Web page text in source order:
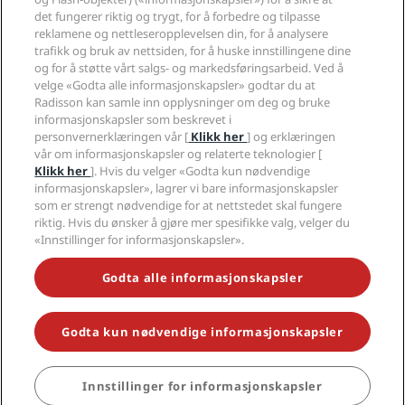
BESTILL
Sportsgodkjente hoteller
Familievennlige hoteller
Helse og sikkerhet
Jobb i RHG
Jobb i PPHE
Karriere EHL
The Club by RHG
Utviklingsmuligheter
Ansvarlig virksomhet
Innkjøp
Personvernsenter
Juridisk informasjon
Vilkår og betingelser for Radisson Rewards
Avtale om nettstedsbruk
Digital tilgjengelighet
Erklæring om moderne slaveri
Redegjørelse om våre aktsomhetsvuderinger
Hjelp
Forbrukervarsler
Kontakt
VANLIGE SPØRSMÅL
Sidekart
Sosiale medier
Radisson Hotels-merker
GÅ ALDRI GLIPP AV DE MEST POPULÆRE TILBUDENE VÅRE
© 2026 Radisson Hotel Group.Med enerett. RHG Radisson Hotel
Group, Radisson, Radisson RED, Radisson Blu, Radisson Collection,
Radisson Individuals, Park Plaza, Park Inn, Country Inn & Suites, Prize by
Radisson, Radisson Rewards og Radisson Meetings er varemerker som
tilhører Radisson Hotel Group.
det fungerer riktig og trygt, for å forbedre og tilpasse
reklamene og nettleseropplevelsen din, for å analysere
trafikk og bruk av nettsiden, for å huske innstillingene dine
og for å støtte vårt salgs- og markedsføringsarbeid. Ved å
velge «Godta alle informasjonskapsler» godtar du at
Radisson kan samle inn opplysninger om deg og bruke
informasjonskapsler som beskrevet i
personvernerklæringen vår [ Klikk her] og erklæringen
vår om informasjonskapsler og relaterte teknologier [
Klikk her]. Hvis du velger «Godta kun nødvendige
informasjonskapsler», lagrer vi bare informasjonskapsler
som er strengt nødvendige for at nettstedet skal fungere
riktig. Hvis du ønsker å gjøre mer spesifikke valg, velger du
«Innstillinger for informasjonskapsler».
Godta alle informasjonskapsler
Godta kun nødvendige informasjonskapsler
Innstillinger for informasjonskapsler